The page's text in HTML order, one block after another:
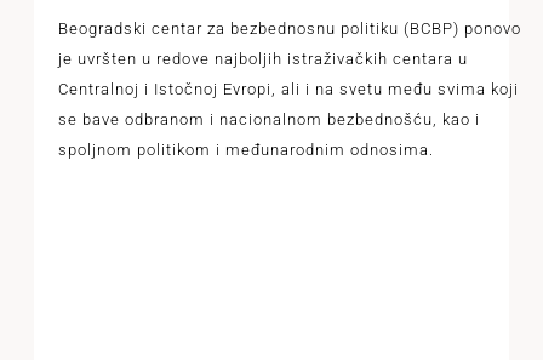
Beogradski centar za bezbednosnu politiku (BCBP) ponovo
je uvršten u redove najboljih istraživačkih centara u
Centralnoj i Istočnoj Evropi, ali i na svetu među svima koji
se bave odbranom i nacionalnom bezbednošću, kao i
spoljnom politikom i međunarodnim odnosima.